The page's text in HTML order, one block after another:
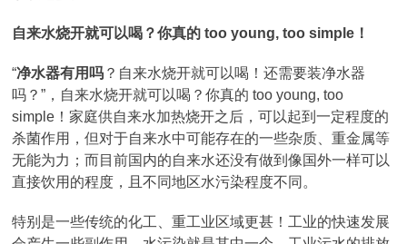
自来水烧开就可以喝？你真的 too young, too simple！
“净水器有用吗 ？自来水烧开就可以喝！还需要装净水器
吗？”，自来水烧开就可以喝？你真的 too young, too
simple！家庭供自来水加热烧开之后，可以起到一定程度的
杀菌作用，但对于自来水中可能存在的一些杂质、重金属等
无能为力；而目前国内的自来水还没有做到像国外一样可以
直接饮用的程度，且不同地区水污染程度不同。
特别是一些传统的化工、重工业区域更甚！工业的快速发展